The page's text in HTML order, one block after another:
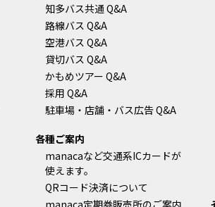
知多バス共通 Q&A
路線バス Q&A
空港バス Q&A
貸切バス Q&A
かもめツアー Q&A
採用 Q&A
駐車場・店舗・バス広告 Q&A
各種ご案内
manacaなど交通系ICカードが
使えます。
QRコード決済について
manaca定期券販売所のご案内